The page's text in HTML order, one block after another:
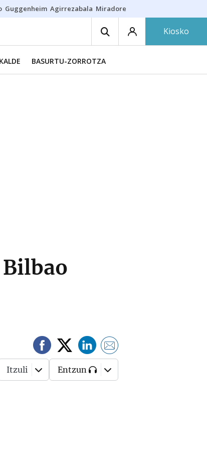
Guggenheim Agirrezabala Miradores en Bilbao
Kiosko
BASURTU-ZORROTZA
Itzuli Entzun